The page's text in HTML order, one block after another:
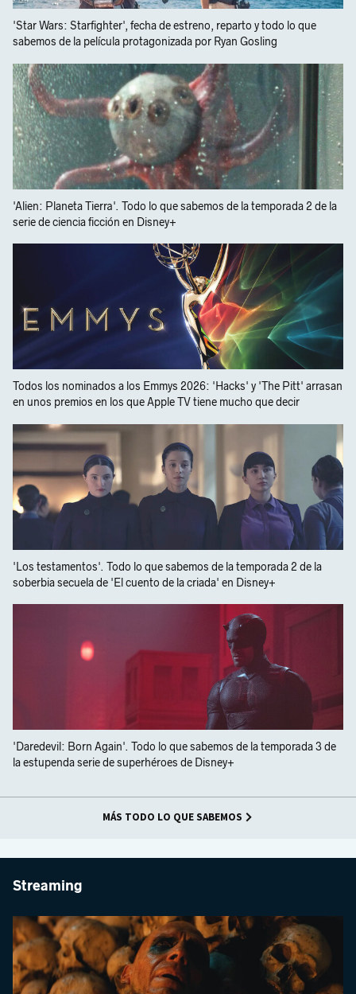
'Star Wars: Starfighter', fecha de estreno, reparto y todo lo que
sabemos de la película protagonizada por Ryan Gosling
'Alien: Planeta Tierra'. Todo lo que sabemos de la temporada 2 de la
serie de ciencia ficción en Disney+
Todos los nominados a los Emmys 2026: 'Hacks' y 'The Pitt' arrasan
en unos premios en los que Apple TV tiene mucho que decir
'Los testamentos'. Todo lo que sabemos de la temporada 2 de la
soberbia secuela de 'El cuento de la criada' en Disney+
'Daredevil: Born Again'. Todo lo que sabemos de la temporada 3 de
la estupenda serie de superhéroes de Disney+
MÁS TODO LO QUE SABEMOS
Streaming